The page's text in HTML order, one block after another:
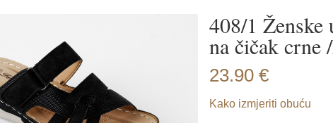
408/1 Ženske
na čičak crne
23.90€
Kako izmjeriti obuću